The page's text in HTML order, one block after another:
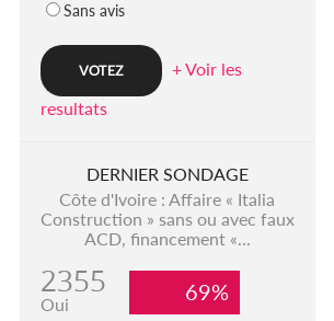
Sans avis
+ Voir les
resultats
DERNIER SONDAGE
Côte d'Ivoire : Affaire « Italia
Construction » sans ou avec faux
ACD, financement «...
2355
Oui 69%